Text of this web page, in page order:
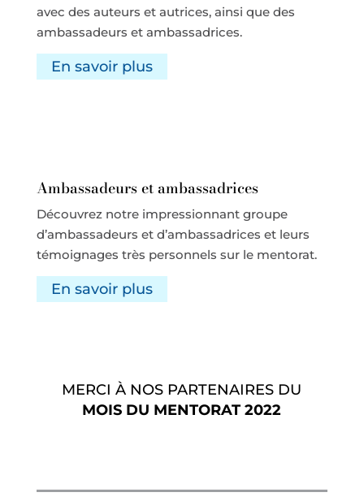
avec des auteurs et autrices, ainsi que des
ambassadeurs et ambassadrices.
En savoir plus
Ambassadeurs et ambassadrices
Découvrez notre impressionnant groupe
d’ambassadeurs et d’ambassadrices et leurs
témoignages très personnels sur le mentorat.
En savoir plus
MERCI À NOS PARTENAIRES DU
MOIS DU MENTORAT 2022